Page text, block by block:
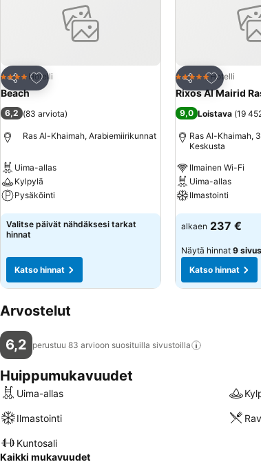
Jaa
Lisää suosikkeihin
4 Tähtiluokitus
Hotelli
Beach
6,2 (83 arviota)
Ras Al-Khaimah, Arabiemiirikunnat
Uima-allas
Kylpylä
Pysäköinti
Katso hinnat
Valitse päivät nähdäksesi tarkat
hinnat
Katso hinnat
Jaa
Lisää
5 Tähtiluokitus
Hotelli
Rixos Al Mairid
9,0 Loistava (19
Ras Al-Khaimah,
Keskusta
Ilmainen Wi-Fi
Uima-allas
Ilmastointi
Katso hinnat
alkaen 237 €
Näytä hinnat 9
Katso hinnat
Arvostelut
6,2 perustuu 83 arvioon suosituilla sivustoilla
Huippumukavuudet
Uima-allas
Ilmastointi
Kuntosali
Kaikki mukavuudet